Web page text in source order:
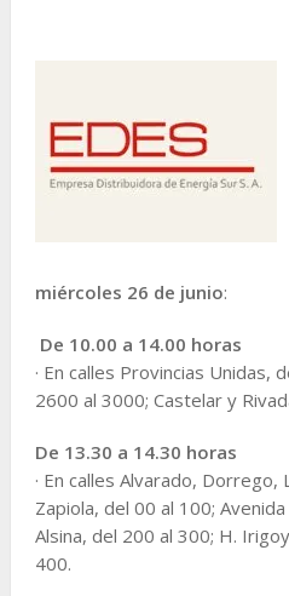
miércoles 26 de junio:
De 10.00 a 14.00 horas
· En calles Provincias Unidas,
2600 al 3000; Castelar y
De 13.30 a 14.30 horas
· En calles Alvarado,
Zapiola, del 00 al 100;
Alsina, del 200 al 300; H.
400.